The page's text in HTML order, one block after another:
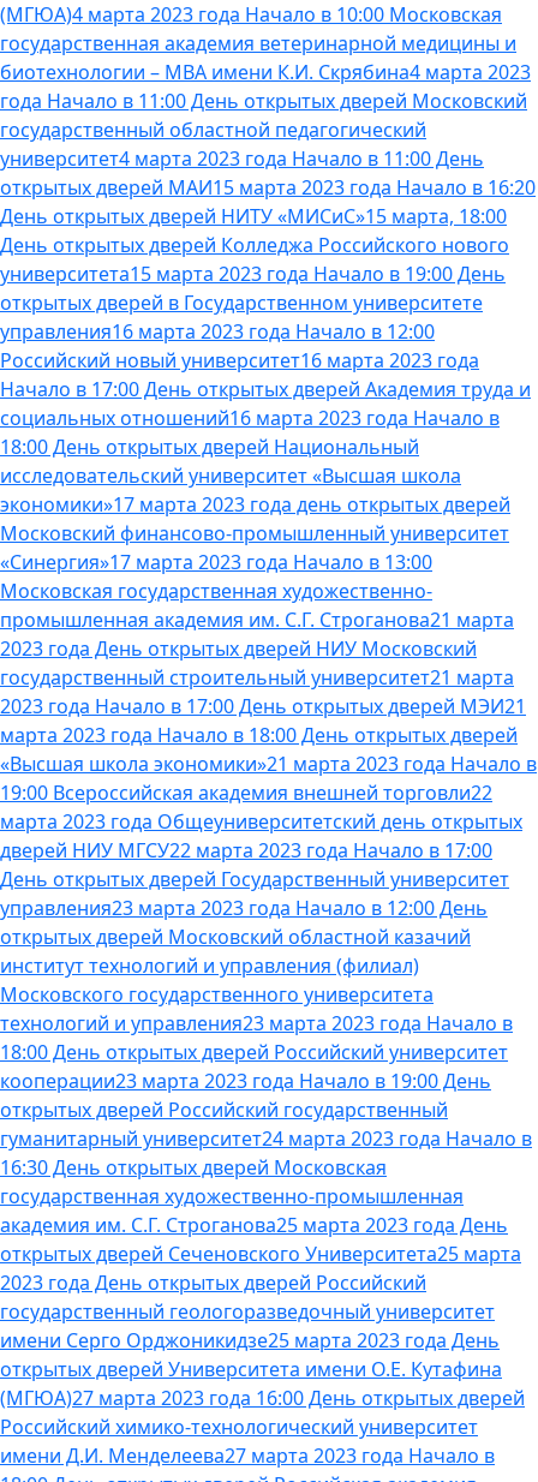
(МГЮА)4 марта 2023 года Начало в 10:00 Московская
государственная академия ветеринарной медицины и
биотехнологии – МВА имени К.И. Скрябина4 марта 2023
года Начало в 11:00 День открытых дверей Московский
государственный областной педагогический
университет4 марта 2023 года Начало в 11:00 День
открытых дверей МАИ15 марта 2023 года Начало в 16:20
День открытых дверей НИТУ «МИСиС»15 марта, 18:00
День открытых дверей Колледжа Российского нового
университета15 марта 2023 года Начало в 19:00 День
открытых дверей в Государственном университете
управления16 марта 2023 года Начало в 12:00
Российский новый университет16 марта 2023 года
Начало в 17:00 День открытых дверей Академия труда и
социальных отношений16 марта 2023 года Начало в
18:00 День открытых дверей Национальный
исследовательский университет «Высшая школа
экономики»17 марта 2023 года день открытых дверей
Московский финансово-промышленный университет
«Синергия»17 марта 2023 года Начало в 13:00
Московская государственная художественно-
промышленная академия им. С.Г. Строганова21 марта
2023 года День открытых дверей НИУ Московский
государственный строительный университет21 марта
2023 года Начало в 17:00 День открытых дверей МЭИ21
марта 2023 года Начало в 18:00 День открытых дверей
«Высшая школа экономики»21 марта 2023 года Начало в
19:00 Всероссийская академия внешней торговли22
марта 2023 года Общеуниверситетский день открытых
дверей НИУ МГСУ22 марта 2023 года Начало в 17:00
День открытых дверей Государственный университет
управления23 марта 2023 года Начало в 12:00 День
открытых дверей Московский областной казачий
институт технологий и управления (филиал)
Московского государственного университета
технологий и управления23 марта 2023 года Начало в
18:00 День открытых дверей Российский университет
кооперации23 марта 2023 года Начало в 19:00 День
открытых дверей Российский государственный
гуманитарный университет24 марта 2023 года Начало в
16:30 День открытых дверей Московская
государственная художественно-промышленная
академия им. С.Г. Строганова25 марта 2023 года День
открытых дверей Сеченовского Университета25 марта
2023 года День открытых дверей Российский
государственный геологоразведочный университет
имени Серго Орджоникидзе25 марта 2023 года День
открытых дверей Университета имени О.Е. Кутафина
(МГЮА)27 марта 2023 года 16:00 День открытых дверей
Российский химико-технологический университет
имени Д.И. Менделеева27 марта 2023 года Начало в